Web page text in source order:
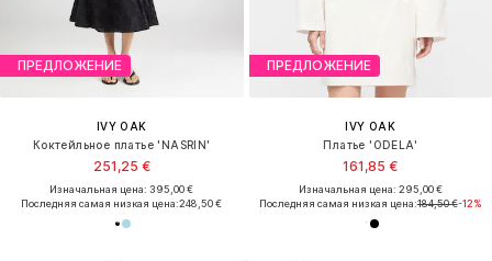
ПРЕДЛОЖЕНИЕ
IVY OAK
Коктейльное платье 'NASRIN'
251,25 €
Изначальная цена: 395,00 €
Последняя самая низкая цена:248,50 €
ПРЕДЛОЖЕНИЕ
IVY OAK
Платье 'ODELA'
161,85 €
Изначальная цена: 295,00 €
Последняя самая низкая цена:184,50 €-12%